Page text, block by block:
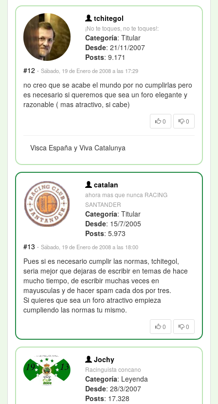
tchitegol
¡No te toques, no te toques!:
Categoría: Titular
Desde: 21/11/2007
Posts: 9.171
#12 · Sábado, 19 de Enero de 2008 a las 17:29
no creo que se acabe el mundo por no cumplirlas pero
es necesario si queremos que sea un foro elegante y
razonable ( mas atractivo, si cabe)
0 0
Visca España y Viva Catalunya
catalan
ahora mas que nunca RACING
SANTANDER
Categoría: Titular
Desde: 15/7/2005
Posts: 5.973
#13 · Sábado, 19 de Enero de 2008 a las 18:00
Pues si es necesario cumplir las normas, tchitegol,
seria mejor que dejaras de escribir en temas de hace
mucho tiempo, de escribir muchas veces en
mayusculas y de hacer spam cada dos por tres.
Si quieres que sea un foro atractivo empieza
cumpliendo las normas tu mismo.
0 0
Jochy
Racinguista concano
Categoría: Leyenda
Desde: 28/3/2007
Posts: 17.328